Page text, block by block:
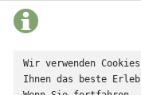
Wir verwenden
Ihnen das beste